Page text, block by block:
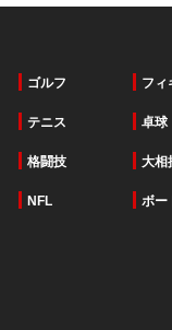
ゴルフ フィ
テニス 卓球
格闘技 大相
NFL ボー